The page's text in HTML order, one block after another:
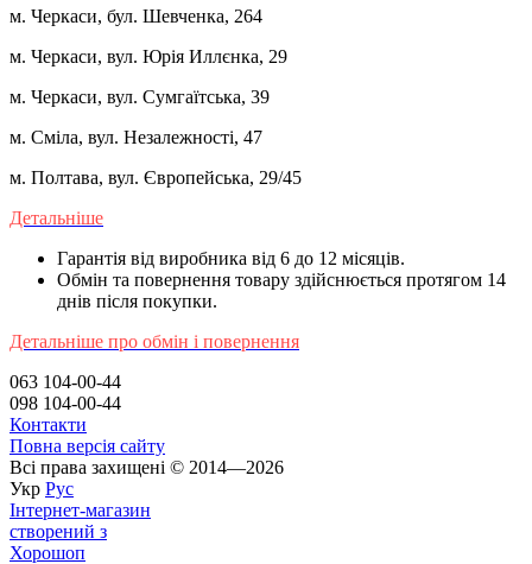
м. Черкаси, бул. Шевченка, 264
м. Черкаси, вул. Юрія Иллєнка, 29
м. Черкаси, вул. Сумгаїтська, 39
м. Сміла, вул. Незалежності, 47
м. Полтава, вул. Європейська, 29/45
Детальніше
Гарантія від виробника від 6 до 12 місяців.
Обмін та повернення товару здійснюється протягом 14
днів після покупки.
Детальніше про обмін і повернення
063 104-00-44
098 104-00-44
Контакти
Повна версія сайту
Всі права захищені © 2014—2026
Укр Рус
Інтернет-магазин
створений з
Хорошоп